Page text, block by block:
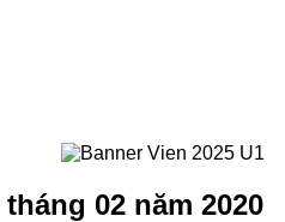
02 năm 2020